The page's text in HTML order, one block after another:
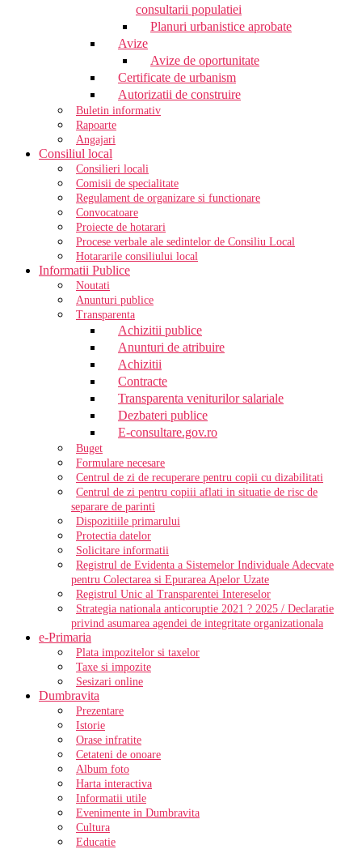
consultarii populatiei
Planuri urbanistice aprobate
Avize
Avize de oportunitate
Certificate de urbanism
Autorizatii de construire
Buletin informativ
Rapoarte
Angajari
Consiliul local
Consilieri locali
Comisii de specialitate
Regulament de organizare si functionare
Convocatoare
Proiecte de hotarari
Procese verbale ale sedintelor de Consiliu Local
Hotararile consiliului local
Informatii Publice
Noutati
Anunturi publice
Transparenta
Achizitii publice
Anunturi de atribuire
Achizitii
Contracte
Transparenta veniturilor salariale
Dezbateri publice
E-consultare.gov.ro
Buget
Formulare necesare
Centrul de zi de recuperare pentru copii cu dizabilitati
Centrul de zi pentru copiii aflati in situatie de risc de
separare de parinti
Dispozitiile primarului
Protectia datelor
Solicitare informatii
Registrul de Evidenta a Sistemelor Individuale Adecvate
pentru Colectarea si Epurarea Apelor Uzate
Registrul Unic al Transparentei Intereselor
Strategia nationala anticoruptie 2021 ? 2025 / Declaratie
privind asumarea agendei de integritate organizationala
e-Primaria
Plata impozitelor si taxelor
Taxe si impozite
Sesizari online
Dumbravita
Prezentare
Istorie
Orase infratite
Cetateni de onoare
Album foto
Harta interactiva
Informatii utile
Evenimente in Dumbravita
Cultura
Educatie